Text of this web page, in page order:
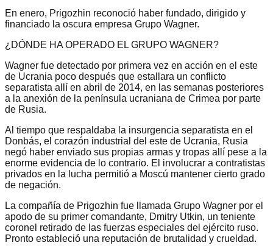
En enero, Prigozhin reconoció haber fundado, dirigido y
financiado la oscura empresa Grupo Wagner.
¿DÓNDE HA OPERADO EL GRUPO WAGNER?
Wagner fue detectado por primera vez en acción en el este
de Ucrania poco después que estallara un conflicto
separatista allí en abril de 2014, en las semanas posteriores
a la anexión de la península ucraniana de Crimea por parte
de Rusia.
Al tiempo que respaldaba la insurgencia separatista en el
Donbás, el corazón industrial del este de Ucrania, Rusia
negó haber enviado sus propias armas y tropas allí pese a la
enorme evidencia de lo contrario. El involucrar a contratistas
privados en la lucha permitió a Moscú mantener cierto grado
de negación.
La compañía de Prigozhin fue llamada Grupo Wagner por el
apodo de su primer comandante, Dmitry Utkin, un teniente
coronel retirado de las fuerzas especiales del ejército ruso.
Pronto estableció una reputación de brutalidad y crueldad.